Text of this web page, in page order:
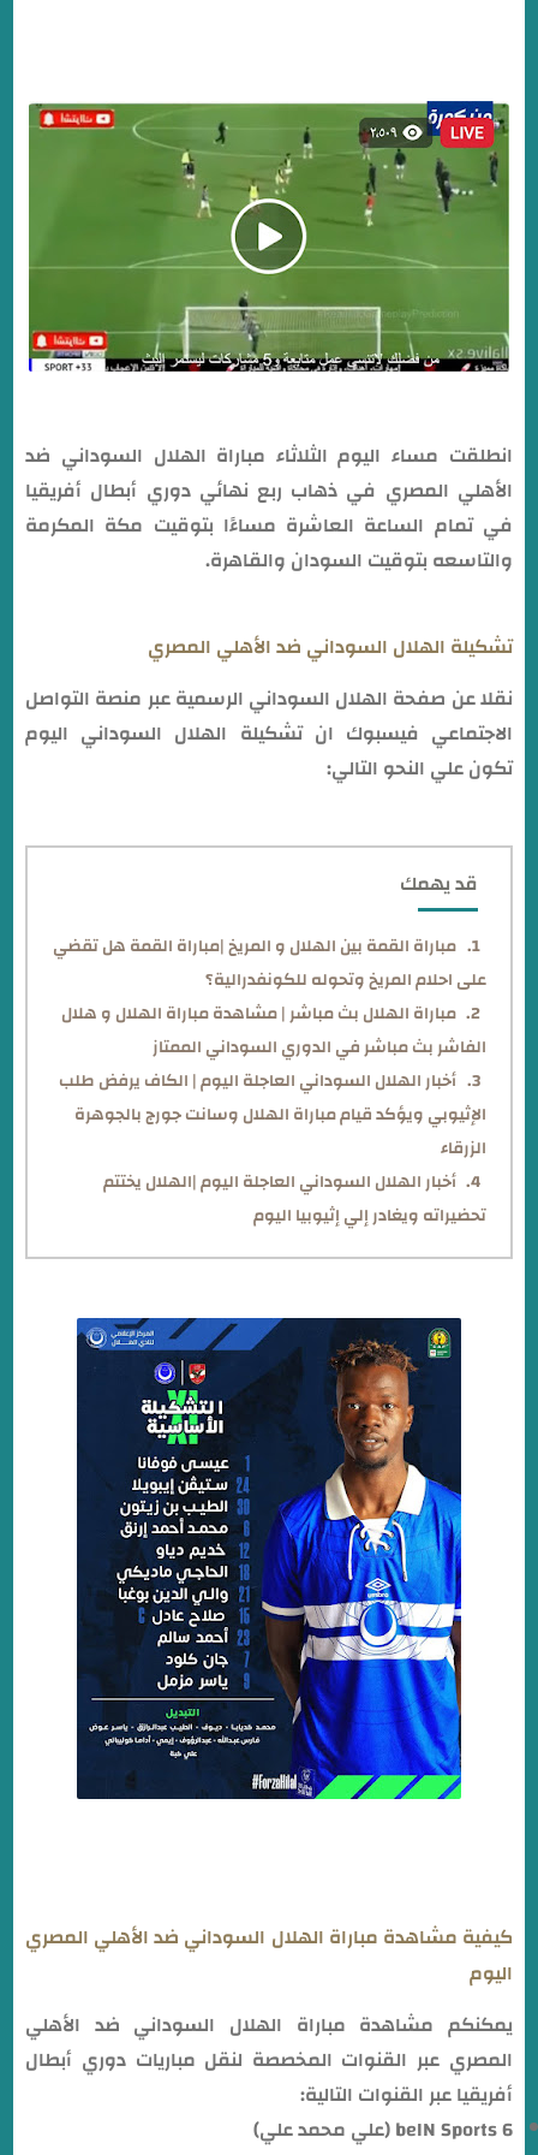
انطلقت مساء اليوم الثلاثاء مباراة الهلال السوداني ضد
الأهلي المصري في ذهاب ربع نهائي دوري أبطال أفريقيا
في تمام الساعة العاشرة مساءًا بتوقيت مكة المكرمة
والتاسعه بتوقيت السودان والقاهرة.
تشكيلة الهلال السوداني ضد الأهلي المصري
نقلا عن صفحة الهلال السوداني الرسمية عبر منصة التواصل
الاجتماعي فيسبوك ان تشكيلة الهلال السوداني اليوم
تكون علي النحو التالي:
قد يهمك
مباراة القمة بين الهلال و المريخ |مباراة القمة هل تقضي
على احلام المريخ وتحوله للكونفدرالية؟
مباراة الهلال بث مباشر | مشاهدة مباراة الهلال و هلال
الفاشر بث مباشر في الدوري السوداني الممتاز
أخبار الهلال السوداني العاجلة اليوم | الكاف يرفض طلب
الإثيوبي ويؤكد قيام مباراة الهلال وسانت جورج بالجوهرة
الزرقاء
أخبار الهلال السوداني العاجلة اليوم |الهلال يختتم
تحضيراته ويغادر إلي إثيوبيا اليوم
كيفية مشاهدة مباراة الهلال السوداني ضد الأهلي المصري
اليوم
يمكنكم مشاهدة مباراة الهلال السوداني ضد الأهلي
المصري عبر القنوات المخصصة لنقل مباريات دوري أبطال
أفريقيا عبر القنوات التالية:
beIN Sports 6 (علي محمد علي)